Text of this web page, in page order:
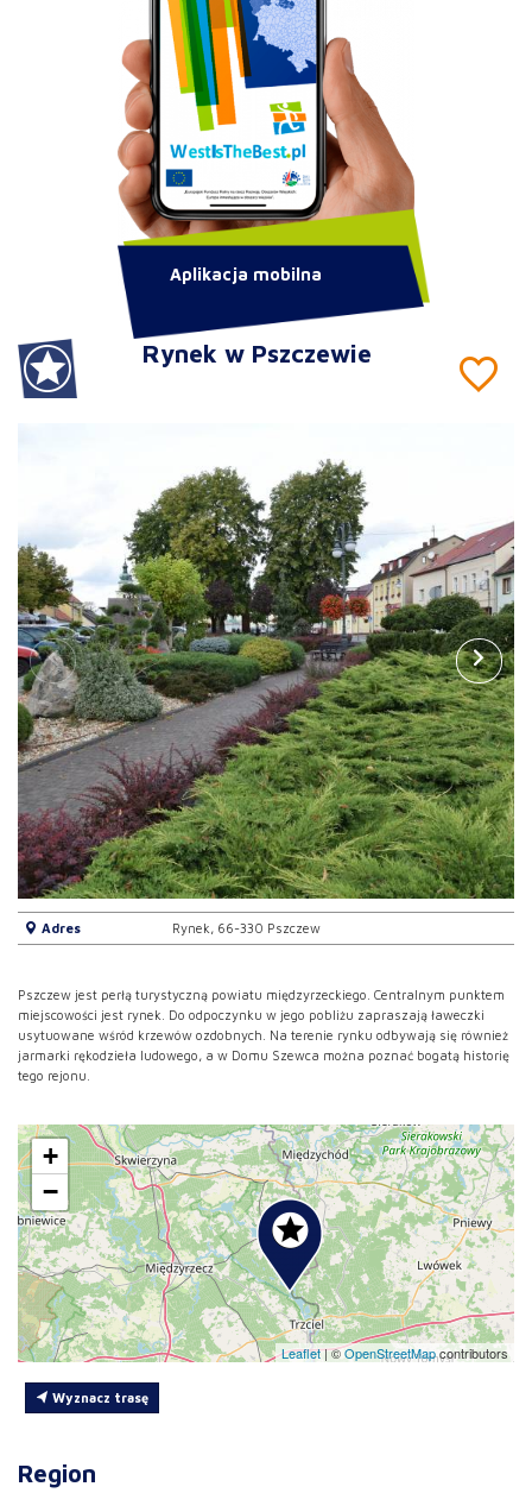
Rynek w Pszczewie
Adres Rynek, 66-330 Pszczew
Pszczew jest perłą turystyczną powiatu międzyrzeckiego. Centralnym punktem
miejscowości jest rynek. Do odpoczynku w jego pobliżu zapraszają ławeczki
usytuowane wśród krzewów ozdobnych. Na terenie rynku odbywają się również
jarmarki rękodzieła ludowego, a w Domu Szewca można poznać bogatą historię
tego rejonu.
+
−
Leaflet|©OpenStreetMapcontributors
Wyznacz trasę
Region
Aplikacja mobilna